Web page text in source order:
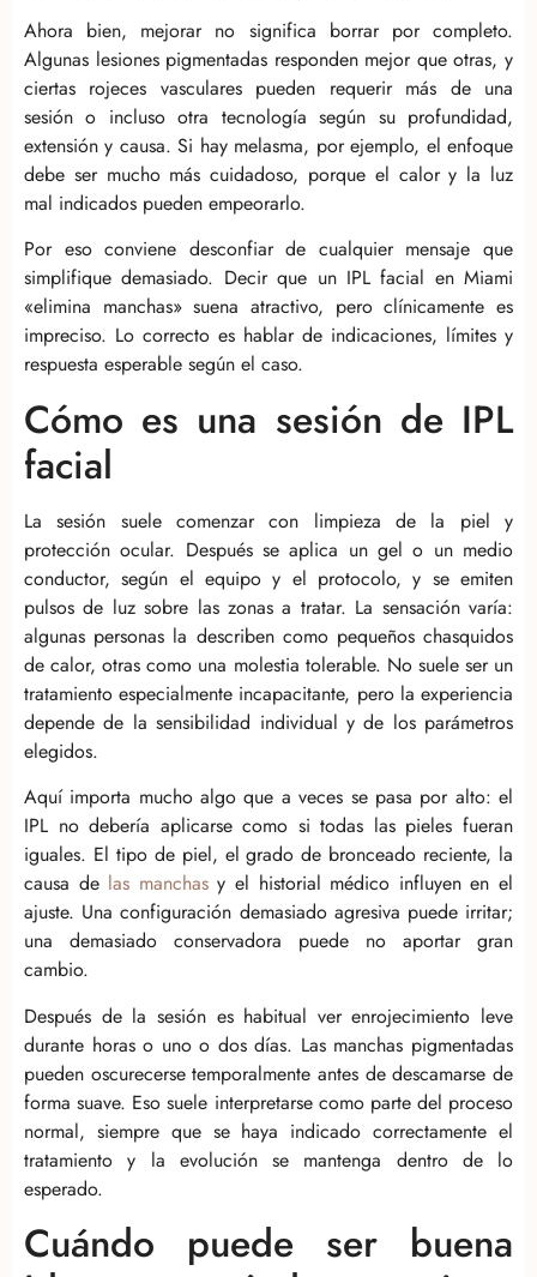
Ahora bien, mejorar no significa borrar por completo.
Algunas lesiones pigmentadas responden mejor que otras, y
ciertas rojeces vasculares pueden requerir más de una
sesión o incluso otra tecnología según su profundidad,
extensión y causa. Si hay melasma, por ejemplo, el enfoque
debe ser mucho más cuidadoso, porque el calor y la luz
mal indicados pueden empeorarlo.
Por eso conviene desconfiar de cualquier mensaje que
simplifique demasiado. Decir que un IPL facial en Miami
«elimina manchas» suena atractivo, pero clínicamente es
impreciso. Lo correcto es hablar de indicaciones, límites y
respuesta esperable según el caso.
Cómo es una sesión de IPL
facial
La sesión suele comenzar con limpieza de la piel y
protección ocular. Después se aplica un gel o un medio
conductor, según el equipo y el protocolo, y se emiten
pulsos de luz sobre las zonas a tratar. La sensación varía:
algunas personas la describen como pequeños chasquidos
de calor, otras como una molestia tolerable. No suele ser un
tratamiento especialmente incapacitante, pero la experiencia
depende de la sensibilidad individual y de los parámetros
elegidos.
Aquí importa mucho algo que a veces se pasa por alto: el
IPL no debería aplicarse como si todas las pieles fueran
iguales. El tipo de piel, el grado de bronceado reciente, la
causa de las manchasy el historial médico influyen en el
ajuste. Una configuración demasiado agresiva puede irritar;
una demasiado conservadora puede no aportar gran
cambio.
Después de la sesión es habitual ver enrojecimiento leve
durante horas o uno o dos días. Las manchas pigmentadas
pueden oscurecerse temporalmente antes de descamarse de
forma suave. Eso suele interpretarse como parte del proceso
normal, siempre que se haya indicado correctamente el
tratamiento y la evolución se mantenga dentro de lo
esperado.
Cuándo puede ser buena